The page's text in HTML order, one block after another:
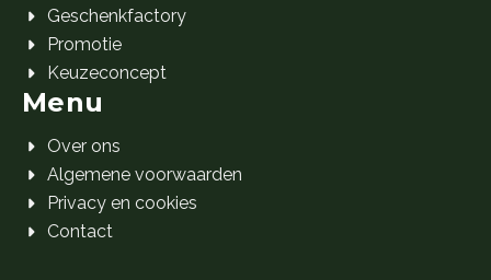
Geschenkfactory
Promotie
Keuzeconcept
Menu
Over ons
Algemene voorwaarden
Privacy en cookies
Contact